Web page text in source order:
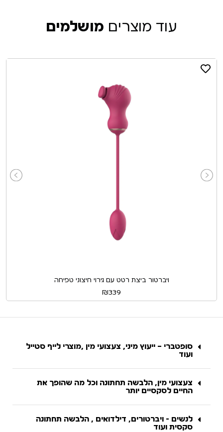
עוד מוצרים מושלמים
ויברטור ביצת רטט עם גירוי חיצוני טפיחה
₪339
סופטברי – ייעוץ מיני, צעצועי מין ,מוצרי לייף סטייל
ועוד
צעצועי מין, הלבשה תחתונה וכל מה שהופך את
החיים לסקסיים יותר
לנשים - ויברטורים, דילדואים , הלבשה תחתונה
סקסית ועוד